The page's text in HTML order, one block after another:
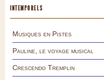
INTEMPORELS
Musiques en Pistes
Pauline, le voyage musical
Crescendo Tremplin